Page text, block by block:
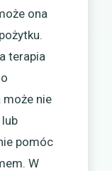
ona
terapia
może nie
pomóc
W